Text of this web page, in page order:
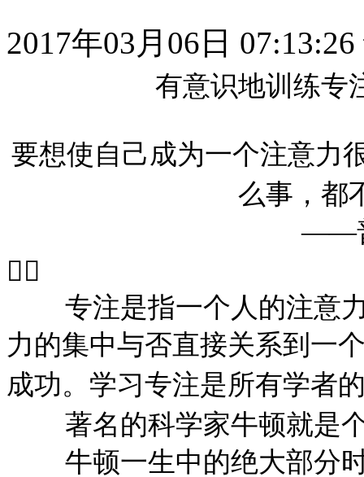
2017年03月06日 07:13:26
有意识地训练专
要想使自己成为一个注意力
么事，都
——

专注是指一个人的注意
力的集中与否直接关系到一
成功。学习专注是所有学者
著名的科学家牛顿就是
牛顿一生中的绝大部分